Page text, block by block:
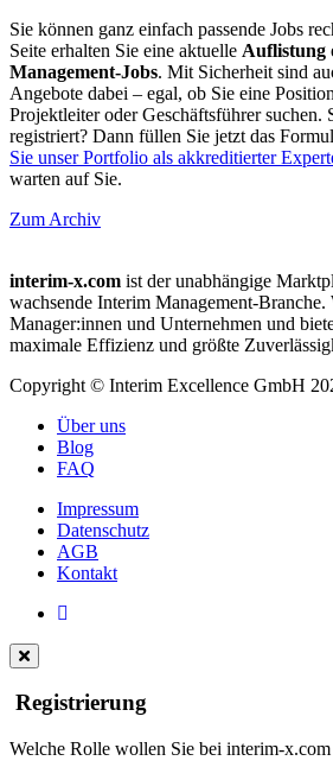
Sie können ganz einfach passende Jobs
Seite erhalten Sie eine aktuelle Auflistung
Management-Jobs. Mit Sicherheit sind
Angebote dabei – egal, ob Sie eine
Projektleiter oder Geschäftsführer suchen.
registriert? Dann füllen Sie jetzt das
Sie unser Portfolio als akkreditierter
warten auf Sie.
Zum Archiv
interim-x.com ist der unabhängige
wachsende Interim Management-
Manager:innen und Unternehmen und
maximale Effizienz und größte
Copyright © Interim Excellence GmbH
Über uns
Blog
FAQ
Impressum
Datenschutz
AGB
Kontakt
Registrierung
Welche Rolle wollen Sie bei interim-x.com